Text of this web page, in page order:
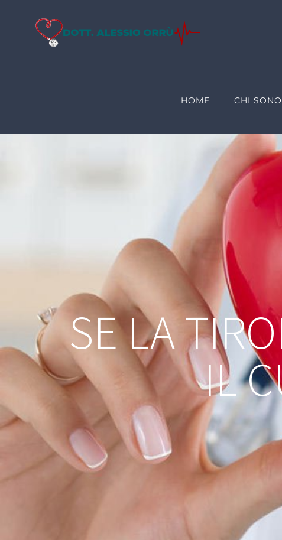
HOME CHI SONO
SE LA
IL